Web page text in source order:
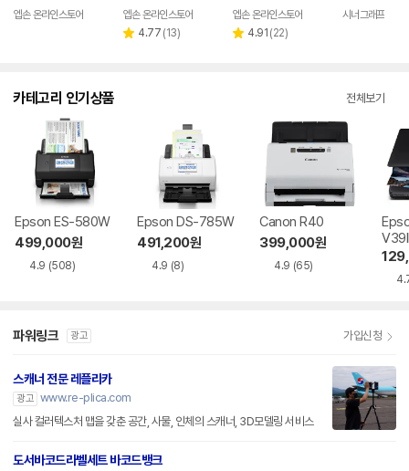
엡손 온라인스토어
엡손 온라인스토어
별 4.77 리
(13)
엡손 온라인스토어
별 4.91 리
(22)
시너그래프
카테고리 인기상품 전체보기
Epson ES-580W
499,000원
4.9 (508)
Epson DS-785W
491,200원
4.9 (8)
Canon R40
399,000원
4.9 (65)
파워링크 광고 가입신청
스캐너 전문 레플리카
광고 www.re-plica.com
실사 컬러텍스처 맵을 갖춘 공간, 사물, 인체의 스캐너, 3D모델링 서비스
도서바코드라벨세트 바코드뱅크